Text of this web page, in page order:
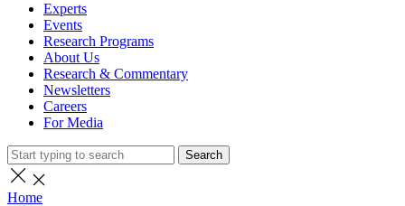
Experts
Events
Research Programs
About Us
Research & Commentary
Newsletters
Careers
For Media
Search
Home